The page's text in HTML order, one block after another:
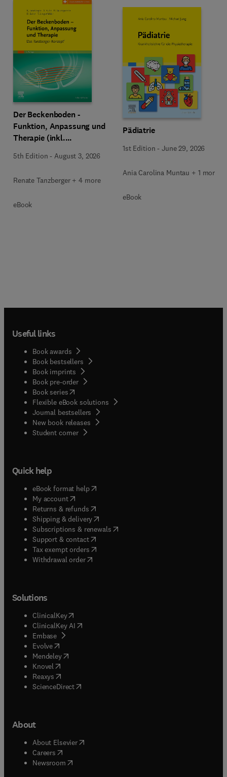
Der Beckenboden -
Funktion, Anpassung und
Therapie (inkl.
Download)
5th Edition -August 3, 2026
Renate Tanzberger + 4 more
eBook
Pädiatrie
1st Edition -June 29, 2026
Ania Carolina Muntau + 1 more
eBook
Useful links
Book awards
Book bestsellers
Book imprints
Book pre-order
Book series(opens in new tab/window
Flexible eBook solutions
Journal bestsellers
New book releases
Student corner( opens in new tab/window
Quick help
eBook format help( opens in new tab/window
My account( opens in new tab/window
Returns & refunds( opens in new tab/window
Shipping & delivery(opens in new tab/window
Subscriptions & renewals( opens in new tab/window
Support & contact( opens in new tab/window
Tax exempt orders( opens in new tab/window
Withdrawal order
Solutions
ClinicalKey(opens in new tab/window
ClinicalKey AI opens in new tab/window
Embase( opens in new tab/window
Evolve(opens in new tab/window
Mendeley( opens in new tab/window
Knovel (opens in new tab/window
Reaxys (opens in new tab/window
ScienceDirect(opens in new tab/window
About
About Elsevier( opens in new tab/window
Careers opens in new tab/window
Newsroom( opens in new tab/window